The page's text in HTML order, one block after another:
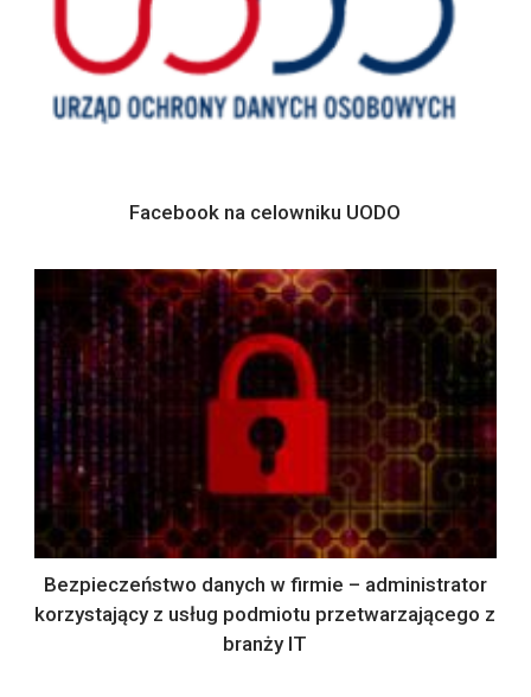
Facebook na celowniku UODO
Bezpieczeństwo danych w firmie – administrator
korzystający z usług podmiotu przetwarzającego z
branży IT